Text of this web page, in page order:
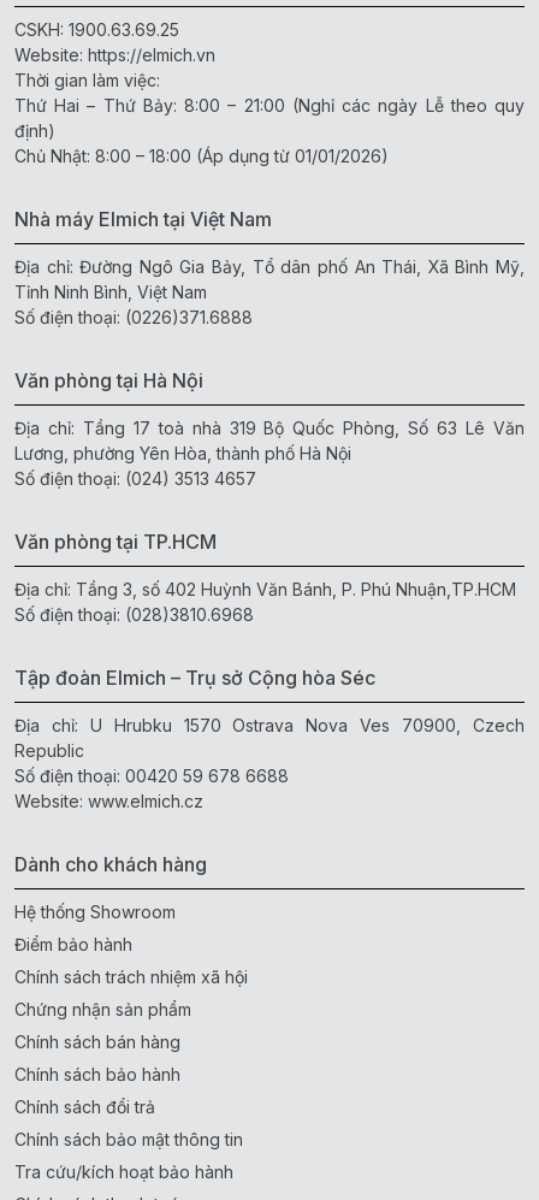
CSKH: 1900.63.69.25
Website: https://elmich.vn
Thời gian làm việc:
Thứ Hai – Thứ Bảy: 8:00 – 21:00 (Nghỉ các ngày Lễ theo quy
định)
Chủ Nhật: 8:00 – 18:00 (Áp dụng từ 01/01/2026)
Nhà máy Elmich tại Việt Nam
Địa chỉ: Đường Ngô Gia Bảy, Tổ dân phố An Thái, Xã Bình Mỹ,
Tỉnh Ninh Bình, Việt Nam
Số điện thoại: (0226)371.6888
Văn phòng tại Hà Nội
Địa chỉ: Tầng 17 toà nhà 319 Bộ Quốc Phòng, Số 63 Lê Văn
Lương, phường Yên Hòa, thành phố Hà Nội
Số điện thoại: (024) 3513 4657
Văn phòng tại TP.HCM
Địa chỉ: Tầng 3, số 402 Huỳnh Văn Bánh, P. Phú Nhuận,TP.HCM
Số điện thoại: (028)3810.6968
Tập đoàn Elmich – Trụ sở Cộng hòa Séc
Địa chỉ: U Hrubku 1570 Ostrava Nova Ves 70900, Czech
Republic
Số điện thoại: 00420 59 678 6688
Website: www.elmich.cz
Dành cho khách hàng
Hệ thống Showroom
Điểm bảo hành
Chính sách trách nhiệm xã hội
Chứng nhận sản phẩm
Chính sách bán hàng
Chính sách bảo hành
Chính sách đổi trả
Chính sách bảo mật thông tin
Tra cứu/kích hoạt bảo hành